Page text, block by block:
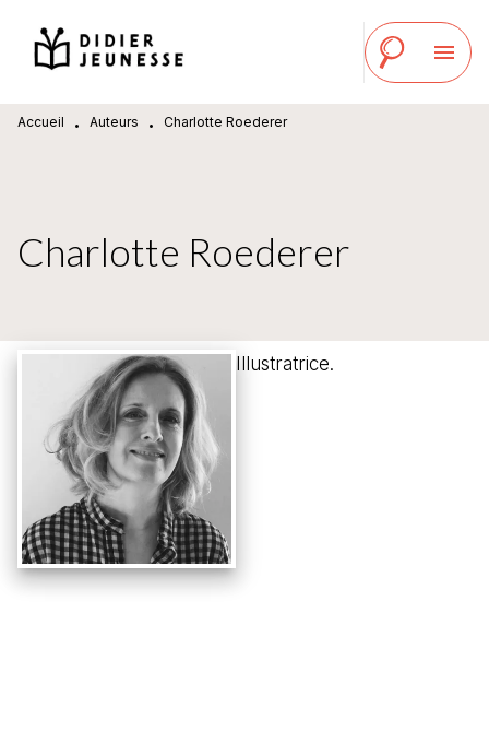
MENU RECHERCHE
PIED DE PAGE
menu
Accueil • Auteurs • Charlotte Roederer
Charlotte Roederer
Illustratrice.